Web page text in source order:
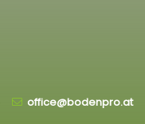
office@bodenpro.at